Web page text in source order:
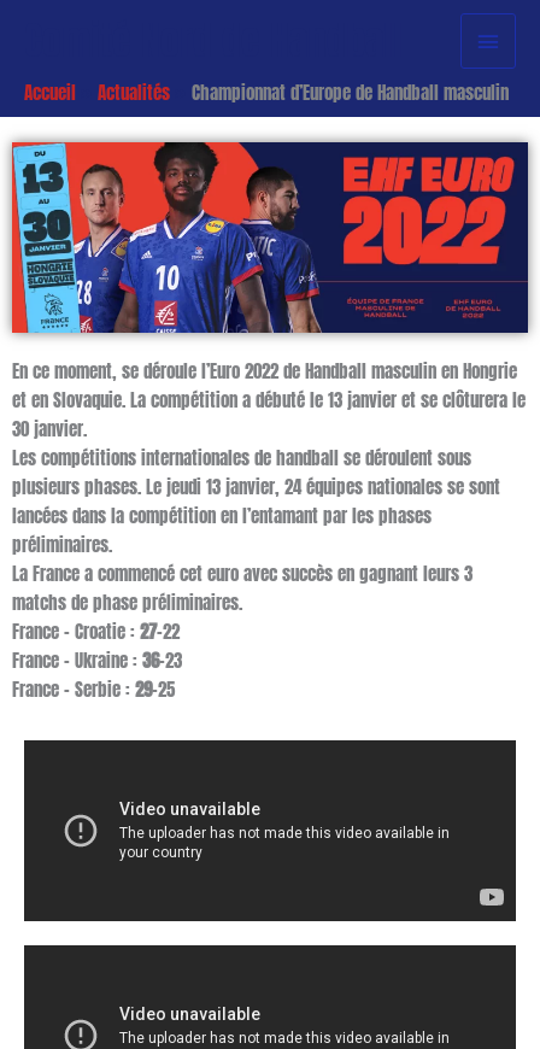
Menu
Accueil Actualités Championnat d’Europe de Handball masculin
Championnat d'Europe de Handball masculin 2022
En ce moment, se déroule l’Euro 2022 de Handball masculin en Hongrie
et en Slovaquie. La compétition a débuté le 13 janvier et se clôturera le
30 janvier.
Les compétitions internationales de handball se déroulent sous
plusieurs phases. Le jeudi 13 janvier, 24 équipes nationales se sont
lancées dans la compétition en l’entamant par les phases
préliminaires.
La France a commencé cet euro avec succès en gagnant leurs 3
matchs de phase préliminaires.
France – Croatie : 27-22
France – Ukraine : 36-23
France – Serbie : 29-25